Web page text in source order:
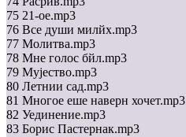
75 21-ое.mp3
76 Все души милйх.mp3
77 Молитва.mp3
78 Мне голос бйл.mp3
79 Муjество.mp3
80 Летнии сад.mp3
81 Многое еше наверн хочет.mp3
82 Уединение.mp3
83 Борис Пастернак.mp3